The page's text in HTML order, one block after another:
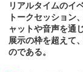
リアルタイムのイ
トークセッション
ャットや音声を通
展示の枠を超えて
のである。